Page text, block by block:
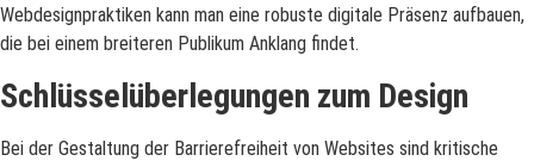
Webdesignpraktiken kann man eine robuste digitale Präsenz aufbauen,
die bei einem breiteren Publikum Anklang findet.
Schlüsselüberlegungen zum Design
Bei der Gestaltung der Barrierefreiheit von Websites sind kritische